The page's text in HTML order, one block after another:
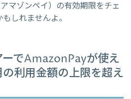
マゾンペイ）の有効期限をチェ
しれませんよ。
でAmazonPayが使え
利用金額の上限を超え